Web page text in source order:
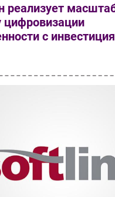
реализует
цифровизации
с